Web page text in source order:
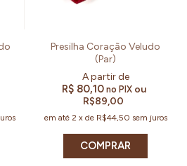
Presilha Coração Veludo
(Par)
R$ 80,10 no PIX ou
R$89,00
em até 2 x de R$44,50 sem juros
COMPRAR